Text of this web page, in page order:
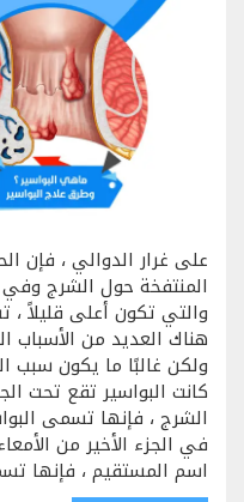
على غرار الدوالي ، فإن
المنتفخة حول الشرج
والتي تكون أعلى قليلاً ،
هناك العديد من الأسباب
ولكن غالبًا ما يكون سبب
كانت البواسير تقع تحت
الشرج ، فإنها تسمى
في الجزء الأخير من
اسم المستقيم ، فإنها